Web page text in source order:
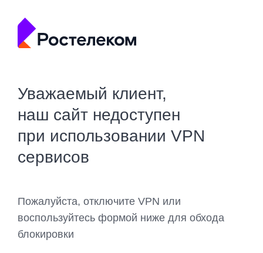
Уважаемый клиент,
наш сайт недоступен
при использовании VPN
сервисов
Пожалуйста, отключите VPN или
воспользуйтесь формой ниже для обхода
блокировки